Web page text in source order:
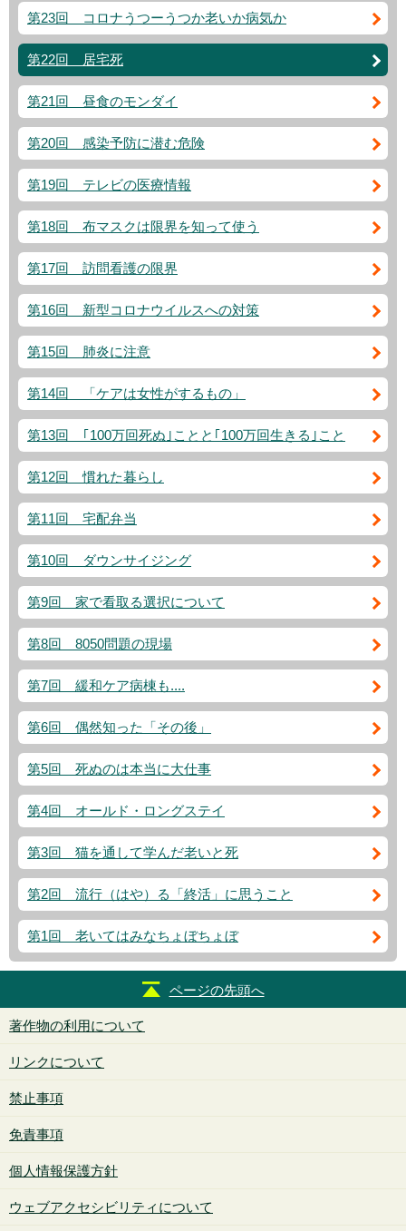
第23回 コロナうつーうつか老いか病気か
第22回 居宅死
第21回 昼食のモンダイ
第20回 感染予防に潜む危険
第19回 テレビの医療情報
第18回 布マスクは限界を知って使う
第17回 訪問看護の限界
第16回 新型コロナウイルスへの対策
第15回 肺炎に注意
第14回 「ケアは女性がするもの」
第13回 ｢100万回死ぬ｣ことと｢100万回生きる｣こと
第12回 慣れた暮らし
第11回 宅配弁当
第10回 ダウンサイジング
第9回 家で看取る選択について
第8回 8050問題の現場
第7回 緩和ケア病棟も....
第6回 偶然知った「その後」
第5回 死ぬのは本当に大仕事
第4回 オールド・ロングステイ
第3回 猫を通して学んだ老いと死
第2回 流行（はや）る「終活」に思うこと
第1回 老いてはみなちょぼちょぼ
ページの先頭へ
著作物の利用について
リンクについて
禁止事項
免責事項
個人情報保護方針
ウェブアクセシビリティについて